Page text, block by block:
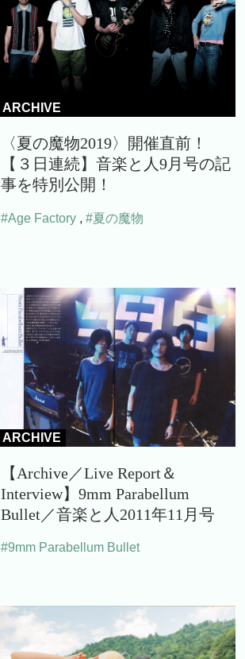
ARCHIVE
〈夏の魔物2019〉開催直前！
【３日連続】音楽と人9月号の記
事を特別公開！
#Age Factory , #夏の魔物
ARCHIVE
【Archive／Live Report＆
Interview】9mm Parabellum
Bullet／音楽と人2011年11月号
#9mm Parabellum Bullet